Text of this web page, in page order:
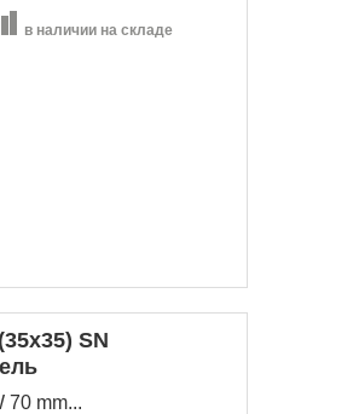
в наличии на складе
SN
70 mm...